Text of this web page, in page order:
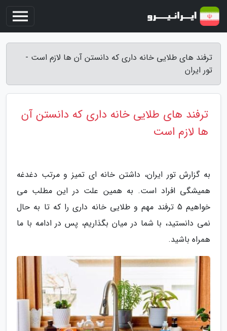
ترفند های طلایی خانه داری که دانستن آن ها لازم است -
تور ایران
ترفند های طلایی خانه داری که دانستن آن
ها لازم است
به گزارش تور ایران، داشتن خانه ای تمیز و مرتب دغدغه
همیشگی افراد است. به همین علت در این مطلب می
خواهیم 5 ترفند مهم و طلایی خانه داری را که تا به حال
نمی دانستید، با شما در میان بگذاریم، پس در ادامه با ما
همراه باشید.